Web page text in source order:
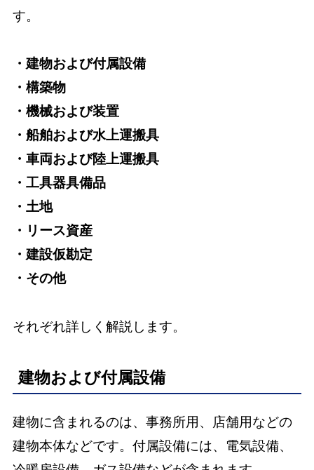
す。
・建物および付属設備
・構築物
・機械および装置
・船舶および水上運搬具
・車両および陸上運搬具
・工具器具備品
・土地
・リース資産
・建設仮勘定
・その他
それぞれ詳しく解説します。
建物および付属設備
建物に含まれるのは、事務所用、店舗用などの
建物本体などです。付属設備には、電気設備、